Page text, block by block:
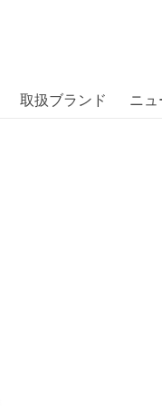
ニークな商品」「機
取扱ブランド ニュ